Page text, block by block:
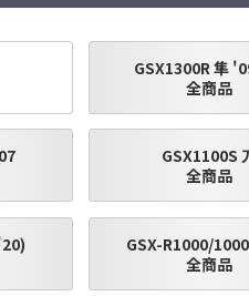
GSX1300R 隼
全商品
GSX1100S
全商品
GSX-R1000/
全商品
に対し保険、保証等は一切
場合がありますので了承願
願います。